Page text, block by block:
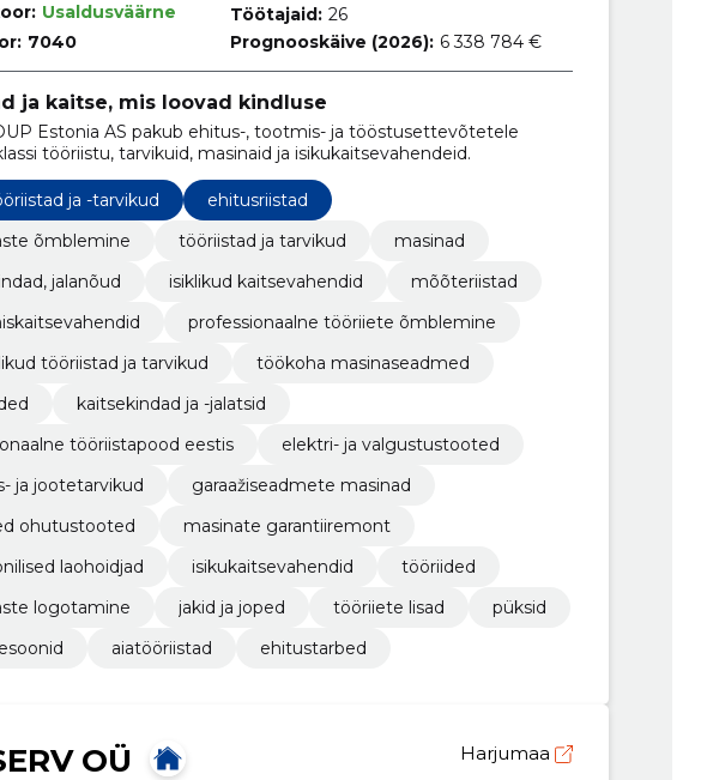
Usaldusväärne
7040
Töötajaid: 26
Prognooskäive (2026): 6 338 784 €
ja kaitse, mis loovad kindluse
Estonia AS pakub ehitus-, tootmis- ja tööstusettevõtetele
tööriistu, tarvikuid, masinaid ja isikukaitsevahendeid.
ja -tarvikud
ehitusriistad
õmblemine
tööriistad ja tarvikud
masinad
jalanõud
isiklikud kaitsevahendid
mõõteriistad
professionaalne tööriiete õmblemine
tööriistad ja tarvikud
töökoha masinaseadmed
kaitsekindad ja -jalatsid
tööriistapood eestis
elektri- ja valgustustooted
ja jootetarvikud
garaažiseadmete masinad
ohutustooted
masinate garantiiremont
laohoidjad
isikukaitsevahendid
tööriided
logotamine
jakid ja joped tööriiete lisad
püksid
aiatööriistad ehitustarbed
OÜ Harjumaa